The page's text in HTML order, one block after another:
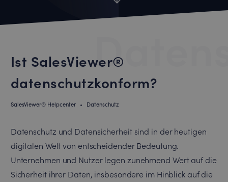
Ist SalesViewer®
datenschutzkonform?
SalesViewer® Helpcenter • Datenschutz
Datenschutz und Datensicherheit sind in der heutigen
digitalen Welt von entscheidender Bedeutung.
Unternehmen und Nutzer legen zunehmend Wert auf die
Sicherheit ihrer Daten, insbesondere im Hinblick auf die